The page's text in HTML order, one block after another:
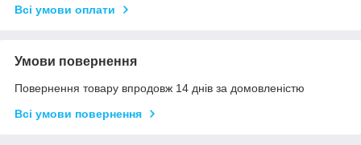
Всі умови оплати
Умови повернення
Повернення товару впродовж 14 днів за домовленістю
Всі умови повернення